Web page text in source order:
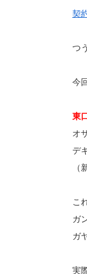
契
つ
今
東
オ
デ
（
こ
ガ
ガ
実